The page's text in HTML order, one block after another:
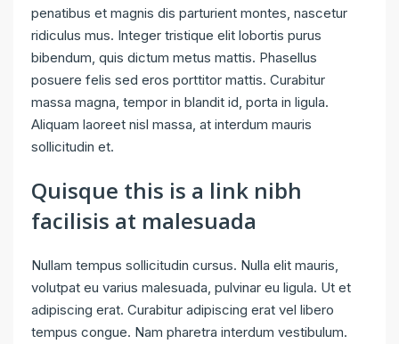
penatibus et magnis dis parturient montes, nascetur
ridiculus mus. Integer tristique elit lobortis purus
bibendum, quis dictum metus mattis. Phasellus
posuere felis sed eros porttitor mattis. Curabitur
massa magna, tempor in blandit id, porta in ligula.
Aliquam laoreet nisl massa, at interdum mauris
sollicitudin et.
Quisque this is a link nibh
facilisis at malesuada
Nullam tempus sollicitudin cursus. Nulla elit mauris,
volutpat eu varius malesuada, pulvinar eu ligula. Ut et
adipiscing erat. Curabitur adipiscing erat vel libero
tempus congue. Nam pharetra interdum vestibulum.